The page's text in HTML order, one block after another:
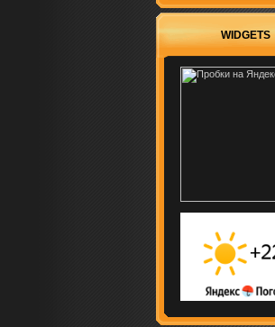
WIDGETS